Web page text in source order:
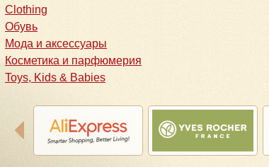
Clothing
Обувь
Мода и аксессуары
Косметика и парфюмерия
Toys, Kids & Babies